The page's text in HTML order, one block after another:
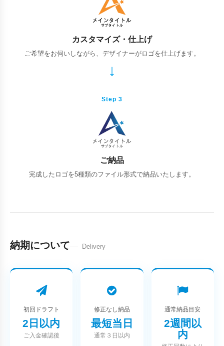
カスタマイズ・仕上げ
ご希望をお伺いしながら、デザイナーがロゴを仕上げます。
Step 3
ご納品
完成したロゴを5種類のファイル形式で納品いたします。
納期について Delivery
初回ドラフト
2日以内
ご入金確認後
修正なし納品
最短当日
通常３日以内
通常納品目安
2週間以
内